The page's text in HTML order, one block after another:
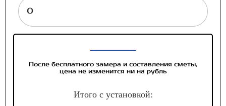
После бесплатного замера и составления сметы,
цена не изменится ни на рубль
Итого с установкой: